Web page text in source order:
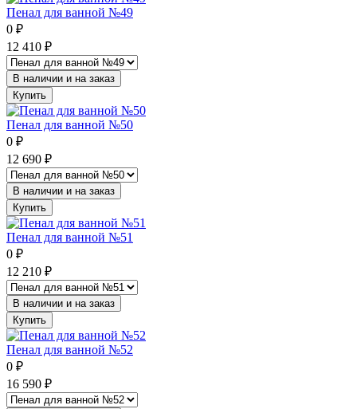
Пенал для ванной №49
0 ₽
12 410 ₽
В наличии и на заказ
Купить
Пенал для ванной №50
0 ₽
12 690 ₽
В наличии и на заказ
Купить
Пенал для ванной №51
0 ₽
12 210 ₽
В наличии и на заказ
Купить
Пенал для ванной №52
0 ₽
16 590 ₽